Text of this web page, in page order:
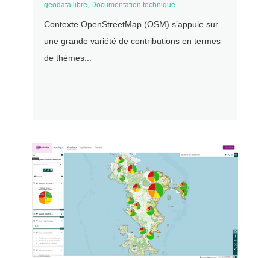
geodata libre, Documentation technique
Contexte OpenStreetMap (OSM) s’appuie sur
une grande variété de contributions en termes
de thèmes...